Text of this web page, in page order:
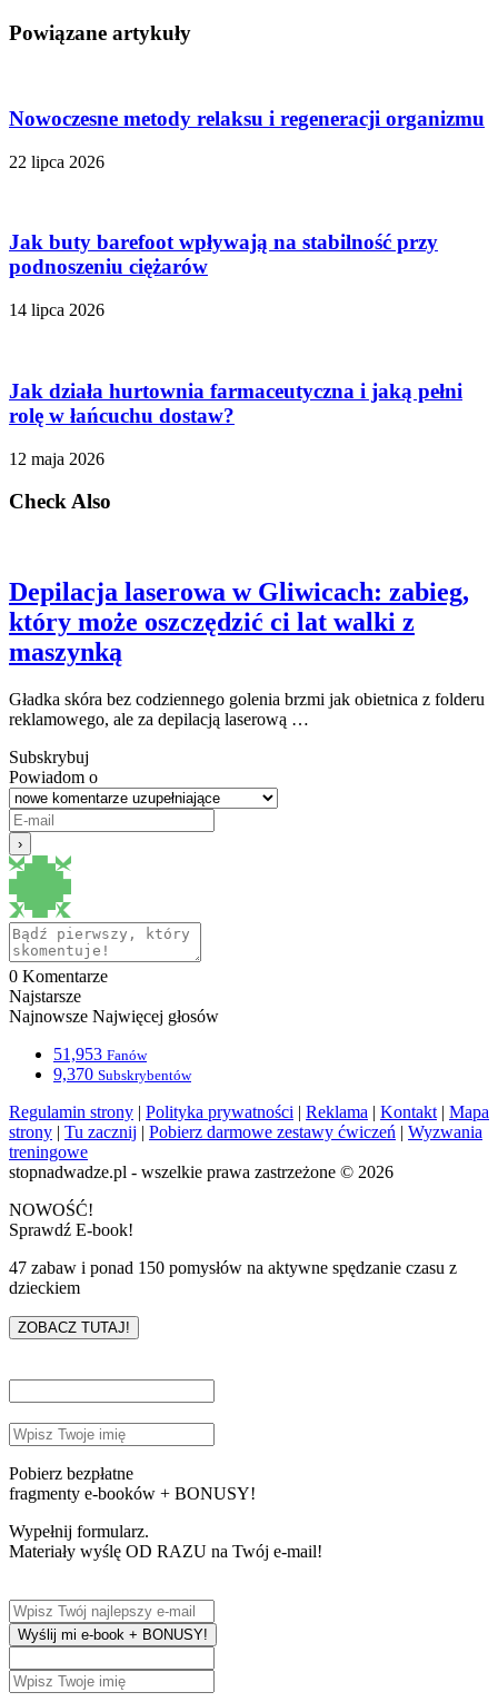
Powiązane artykuły
Nowoczesne metody relaksu i regeneracji organizmu
22 lipca 2026
Jak buty barefoot wpływają na stabilność przy
podnoszeniu ciężarów
14 lipca 2026
Jak działa hurtownia farmaceutyczna i jaką pełni
rolę w łańcuchu dostaw?
12 maja 2026
Check Also
Depilacja laserowa w Gliwicach: zabieg,
który może oszczędzić ci lat walki z
maszynką
Gładka skóra bez codziennego golenia brzmi jak obietnica z folderu
reklamowego, ale za depilacją laserową …
Subskrybuj
Powiadom o
0 Komentarze
Najstarsze
Najnowsze Najwięcej głosów
51,953 Fanów
9,370 Subskrybentów
Regulamin strony | Polityka prywatności | Reklama | Kontakt | Mapa
strony | Tu zacznij | Pobierz darmowe zestawy ćwiczeń | Wyzwania
treningowe
stopnadwadze.pl - wszelkie prawa zastrzeżone © 2026
NOWOŚĆ!
Sprawdź E-book!
47 zabaw i ponad 150 pomysłów na aktywne spędzanie czasu z
dzieckiem
ZOBACZ TUTAJ!
Pobierz bezpłatne
fragmenty e-booków + BONUSY!
Wypełnij formularz.
Materiały wyślę OD RAZU na Twój e-mail!
Wyślij mi e-book + BONUSY!